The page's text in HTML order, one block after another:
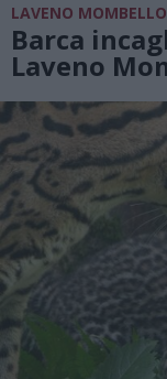
LAVENO MOMBELLO
Barca
Laveno